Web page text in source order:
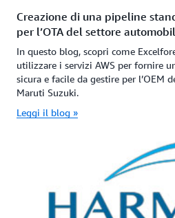
Creazione di una pipeline
per l’OTA del settore
In questo blog, scopri come
utilizzare i servizi AWS per fornire
sicura e facile da gestire per l’OEM
Maruti Suzuki.
Leggi il blog »